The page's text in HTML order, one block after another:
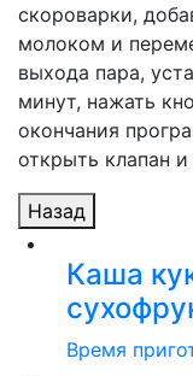
скороварки,
молоком и
выхода пара,
минут, нажать
окончания
открыть клапан
Назад
Каша
Время